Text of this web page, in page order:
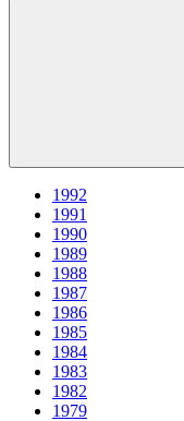
1992
1991
1990
1989
1988
1987
1986
1985
1984
1983
1982
1979